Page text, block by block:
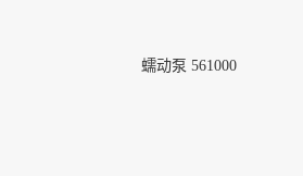
蠕动泵 561000